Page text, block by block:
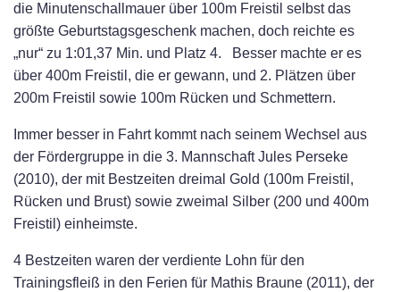
die Minutenschallmauer über 100m Freistil selbst das
größte Geburtstagsgeschenk machen, doch reichte es
„nur“ zu 1:01,37 Min. und Platz 4. Besser machte er es
über 400m Freistil, die er gewann, und 2. Plätzen über
200m Freistil sowie 100m Rücken und Schmettern.
Immer besser in Fahrt kommt nach seinem Wechsel aus
der Fördergruppe in die 3. Mannschaft Jules Perseke
(2010), der mit Bestzeiten dreimal Gold (100m Freistil,
Rücken und Brust) sowie zweimal Silber (200 und 400m
Freistil) einheimste.
4 Bestzeiten waren der verdiente Lohn für den
Trainingsfleiß in den Ferien für Mathis Braune (2011), der